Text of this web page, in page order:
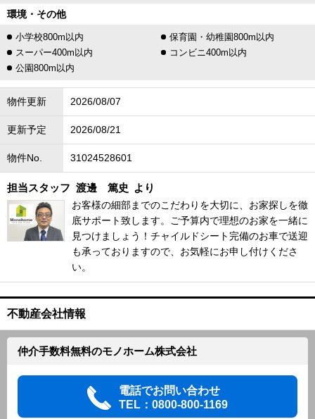
環境・その他
小学校800m以内
保育園・幼稚園800m以内
スーパー400m以内
コンビニ400m以内
公園800m以内
物件更新 2026/08/07
更新予定 2026/08/21
物件No. 31024528601
担当スタッフ 渡邊 篤史 より
お客様の細部までのこだわりを大切に、お家探しを徹
底サポート致します。ご予算内で理想のお家を一緒に
見つけましょう！チャイルドシート完備のお車で送迎
も承っておりますので、お気軽にお申し付けくださ
い。
不動産会社情報
仲介手数料無料のモノホーム株式会社
電話でお問い合わせ
TEL：0800-800-1169